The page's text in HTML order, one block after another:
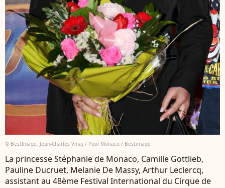
© BestImage, Jean-Charles Vinaj / Pool Monaco / Bestimage
La princesse Stéphanie de Monaco, Camille Gottlieb,
Pauline Ducruet, Melanie De Massy, Arthur Leclercq,
assistant au 48ème Festival International du Cirque de